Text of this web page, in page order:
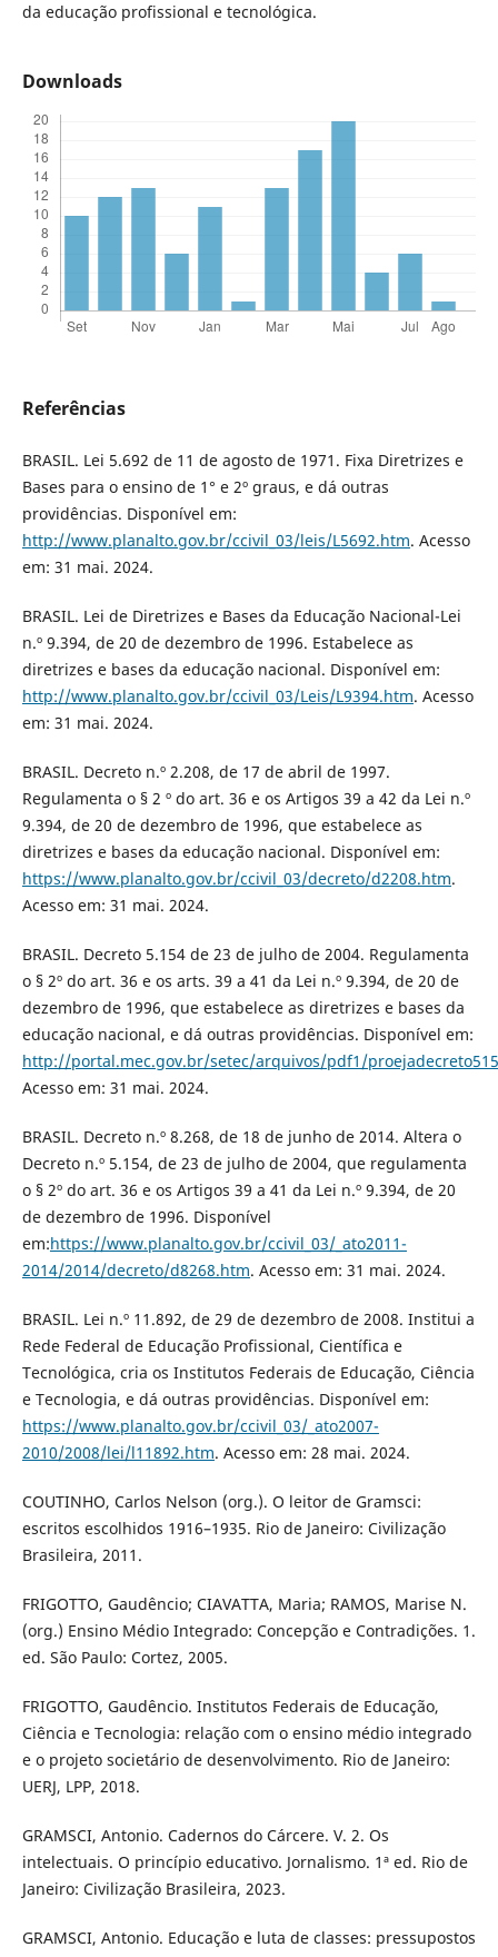
da educação profissional e tecnológica.
Downloads
Referências
BRASIL. Lei 5.692 de 11 de agosto de 1971. Fixa Diretrizes e
Bases para o ensino de 1° e 2º graus, e dá outras
providências. Disponível em:
http://www.planalto.gov.br/ccivil_03/leis/L5692.htm. Acesso
em: 31 mai. 2024.
BRASIL. Lei de Diretrizes e Bases da Educação Nacional-Lei
n.º 9.394, de 20 de dezembro de 1996. Estabelece as
diretrizes e bases da educação nacional. Disponível em:
http://www.planalto.gov.br/ccivil_03/Leis/L9394.htm. Acesso
em: 31 mai. 2024.
BRASIL. Decreto n.º 2.208, de 17 de abril de 1997.
Regulamenta o § 2 º do art. 36 e os Artigos 39 a 42 da Lei n.º
9.394, de 20 de dezembro de 1996, que estabelece as
diretrizes e bases da educação nacional. Disponível em:
https://www.planalto.gov.br/ccivil_03/decreto/d2208.htm.
Acesso em: 31 mai. 2024.
BRASIL. Decreto 5.154 de 23 de julho de 2004. Regulamenta
o § 2º do art. 36 e os arts. 39 a 41 da Lei n.º 9.394, de 20 de
dezembro de 1996, que estabelece as diretrizes e bases da
educação nacional, e dá outras providências. Disponível em:
http://portal.mec.gov.br/setec/arquivos/pdf1/
Acesso em: 31 mai. 2024.
BRASIL. Decreto n.º 8.268, de 18 de junho de 2014. Altera o
Decreto n.º 5.154, de 23 de julho de 2004, que regulamenta
o § 2º do art. 36 e os Artigos 39 a 41 da Lei n.º 9.394, de 20
de dezembro de 1996. Disponível
em:https://www.planalto.gov.br/ccivil_03/_ato2011-
2014/2014/decreto/d8268.htm. Acesso em: 31 mai. 2024.
BRASIL. Lei n.º 11.892, de 29 de dezembro de 2008. Institui a
Rede Federal de Educação Profissional, Científica e
Tecnológica, cria os Institutos Federais de Educação, Ciência
e Tecnologia, e dá outras providências. Disponível em:
https://www.planalto.gov.br/ccivil_03/_ato2007-
2010/2008/lei/l11892.htm. Acesso em: 28 mai. 2024.
COUTINHO, Carlos Nelson (org.). O leitor de Gramsci:
escritos escolhidos 1916–1935. Rio de Janeiro: Civilização
Brasileira, 2011.
FRIGOTTO, Gaudêncio; CIAVATTA, Maria; RAMOS, Marise N.
(org.) Ensino Médio Integrado: Concepção e Contradições. 1.
ed. São Paulo: Cortez, 2005.
FRIGOTTO, Gaudêncio. Institutos Federais de Educação,
Ciência e Tecnologia: relação com o ensino médio integrado
e o projeto societário de desenvolvimento. Rio de Janeiro:
UERJ, LPP, 2018.
GRAMSCI, Antonio. Cadernos do Cárcere. V. 2. Os
intelectuais. O princípio educativo. Jornalismo. 1ª ed. Rio de
Janeiro: Civilização Brasileira, 2023.
GRAMSCI, Antonio. Educação e luta de classes: pressupostos